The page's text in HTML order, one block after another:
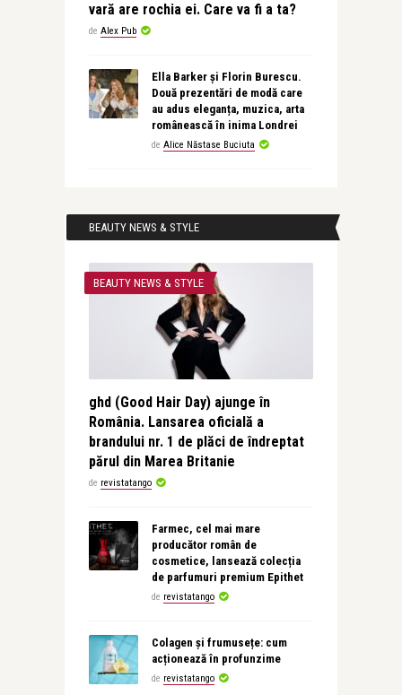
vară are rochia ei. Care va fi a ta?
de Alex Pub
Ella Barker și Florin Burescu.
Două prezentări de modă care
au adus eleganța, muzica, arta
românească în inima Londrei
de Alice Năstase Buciuta
BEAUTY NEWS & STYLE
BEAUTY NEWS & STYLE
ghd (Good Hair Day) ajunge în
România. Lansarea oficială a
brandului nr. 1 de plăci de îndreptat
părul din Marea Britanie
de revistatango
Farmec, cel mai mare
producător român de
cosmetice, lansează colecția
de parfumuri premium Epithet
de revistatango
Colagen și frumusețe: cum
acționează în profunzime
de revistatango